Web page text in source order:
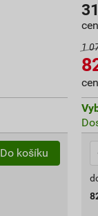
Do košíku
31
1